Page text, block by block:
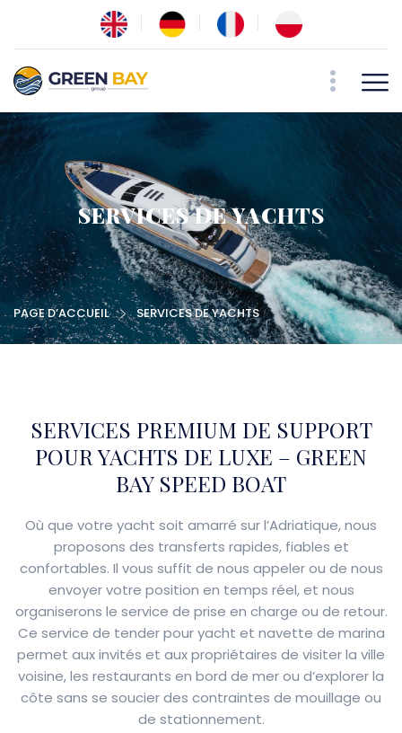
SERVICES DE YACHTS
PAGE D’ACCUEIL SERVICES DE YACHTS
SERVICES PREMIUM DE SUPPORT
POUR YACHTS DE LUXE – GREEN
BAY SPEED BOAT
Où que votre yacht soit amarré sur l’Adriatique, nous
proposons des transferts rapides, fiables et
confortables. Il vous suffit de nous appeler ou de nous
envoyer votre position en temps réel, et nous
organiserons le service de prise en charge ou de retour.
Ce service de tender pour yacht et navette de marina
permet aux invités et aux propriétaires de visiter la ville
voisine, les restaurants en bord de mer ou d’explorer la
côte sans se soucier des contraintes de mouillage ou
de stationnement.